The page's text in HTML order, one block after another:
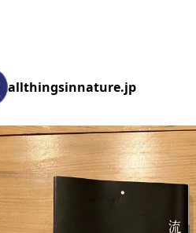
allthingsinnature.jp